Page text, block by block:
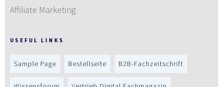
Affiliate Marketing
USEFUL LINKS
Sample Page Bestellseite B2B-Fachzeitschrift